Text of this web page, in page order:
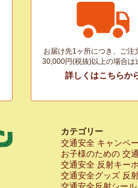
お届け先1ヶ所につき、ご注
30,000円(税抜)以上の場合は
詳しくはこちらか
カテゴリー
交通安全 キャンペ
お子様のための 交
交通安全 反射キー
交通安全グッズ 反